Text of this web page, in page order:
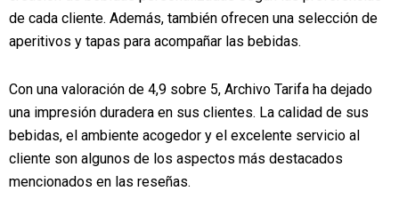
de cada cliente. Además, también ofrecen una selección de
aperitivos y tapas para acompañar las bebidas.
Con una valoración de 4,9 sobre 5, Archivo Tarifa ha dejado
una impresión duradera en sus clientes. La calidad de sus
bebidas, el ambiente acogedor y el excelente servicio al
cliente son algunos de los aspectos más destacados
mencionados en las reseñas.